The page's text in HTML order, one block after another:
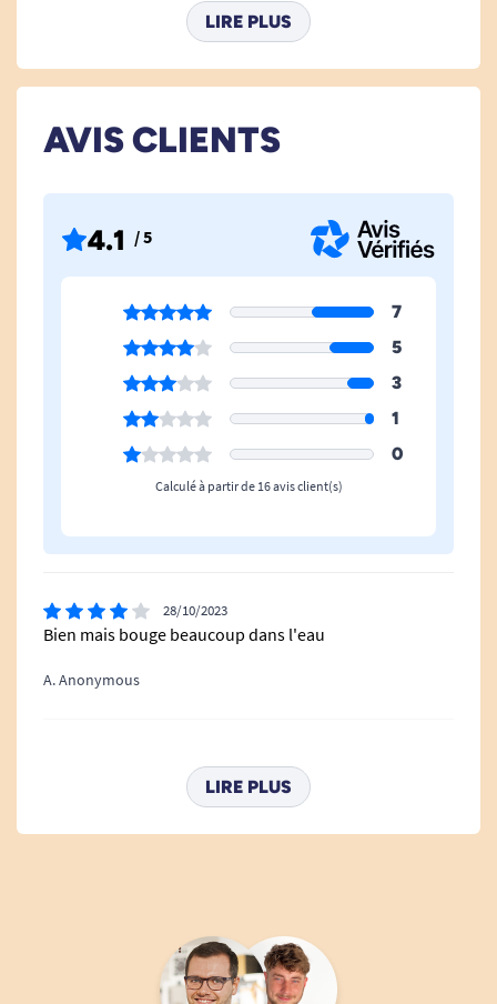
Ventouses Oui
Hauteur Dossier
Utilisation Intérieur Baignoire Et
Douche
Oui
LIRE PLUS
AVIS CLIENTS
4.1 / 5
7
5
3
1
0
Calculé à partir de 16 avis client(s)
28/10/2023
Bien mais bouge beaucoup dans l'eau
A. Anonymous
LIRE PLUS